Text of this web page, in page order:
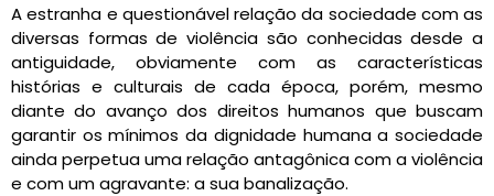
A estranha e questionável relação da sociedade com as
diversas formas de violência são conhecidas desde a
antiguidade, obviamente com as características
histórias e culturais de cada época, porém, mesmo
diante do avanço dos direitos humanos que buscam
garantir os mínimos da dignidade humana a sociedade
ainda perpetua uma relação antagônica com a violência
e com um agravante: a sua banalização.